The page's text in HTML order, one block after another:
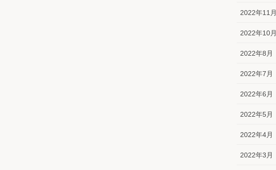
2022年11月
2022年10月
2022年8月
2022年7月
2022年6月
2022年5月
2022年4月
2022年3月